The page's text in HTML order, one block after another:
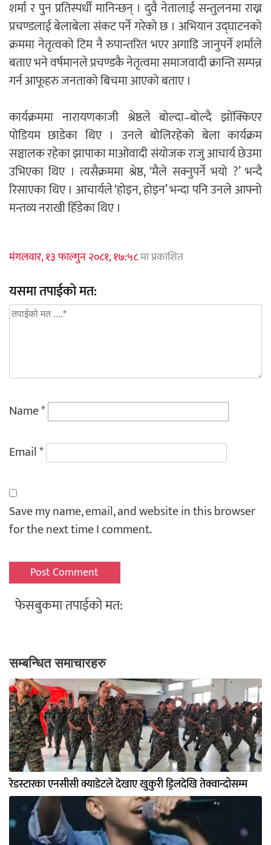
शर्मा र पुन प्रतिस्पर्धी मानिन्छन् । दुवै नेतालाई सन्तुलनमा राख्न
प्रचण्डलाई बेलाबेला संकट पर्ने गरेको छ । अभियान उद्घाटनको
क्रममा नेतृत्वको टिम नै रुपान्तरित भएर अगाडि जानुपर्ने शर्माले
बताए भने वर्षमानले प्रचण्डकै नेतृत्वमा समाजवादी क्रान्ति सम्पन्न
गर्न आफूहरु जनताको बिचमा आएको बताए ।
कार्यक्रममा नारायणकाजी श्रेष्ठले बोल्दा–बोल्दै झोंक्किएर
पोडियम छाडेका थिए । उनले बोलिरहेको बेला कार्यक्रम
सञ्चालक रहेका झापाका माओवादी संयोजक राजु आचार्य छेउमा
उभिएका थिए । त्यसैक्रममा श्रेष्ठ, ‘मैले सक्नुपर्ने भयो ?’ भन्दै
रिसाएका थिए । आचार्यले ‘होइन, होइन’ भन्दा पनि उनले आफ्नो
मन्तव्य नराखी हिँडेका थिए ।
मंगलवार, १३ फाल्गुन २०८१, १७:५८मा प्रकाशित
यसमा तपाईको मत:
Name*
Email*
Save my name, email, and website in this browser
for the next time I comment.
फेसबुकमा तपाईको मत:
सम्बन्धित समाचारहरु
रेडस्टारका एनसीसी क्याडेटले देखाए खुकुरी ड्रिलदेखि तेक्वान्दोसम्म